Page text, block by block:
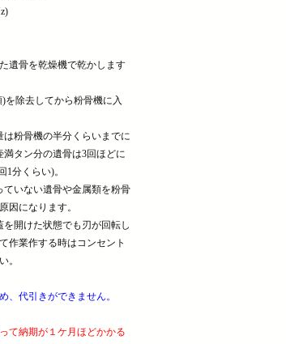
遺骨を乾燥機で乾かします
を除去してから粉骨機に入
は粉骨機の半分くらいまでに
満タン分の遺骨は3回ほどに
1分くらい)。
ていない遺骨や金属類を粉骨
因になります。
を開けた状態でも刃が回転し
作業作する時はコンセント
。
、代引きができません。
て納期が１ケ月ほどかかる